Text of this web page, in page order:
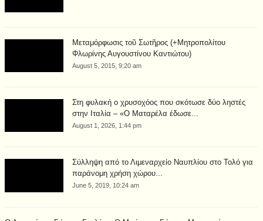
Μεταμόρφωσις τοῦ Σωτῆρος (+Μητροπολίτου
Φλωρίνης Αυγουστίνου Καντιώτου)
August 5, 2015, 9:20 am
Στη φυλακή ο χρυσοχόος που σκότωσε δύο ληστές
στην Ιταλία – «Ο Ματαρέλα έδωσε...
August 1, 2026, 1:44 pm
Σύλληψη από το Λιμεναρχείο Ναυπλίου στο Τολό για
παράνομη χρήση χώρου...
June 5, 2019, 10:24 am